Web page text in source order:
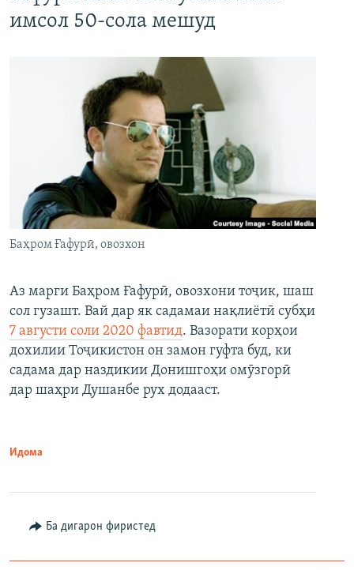
имсол 50-сола мешуд
Баҳром Ғафурӣ, овозхон
Аз марги Баҳром Ғафурӣ, овозхони тоҷик, шаш
сол гузашт. Вай дар як садамаи нақлиётӣ субҳи
7 августи соли 2020 фавтид. Вазорати корҳои
дохилии Тоҷикистон он замон гуфта буд, ки
садама дар наздикии Донишгоҳи омӯзгорӣ
дар шаҳри Душанбе рух додааст.
Идома
Ба дигарон фиристед